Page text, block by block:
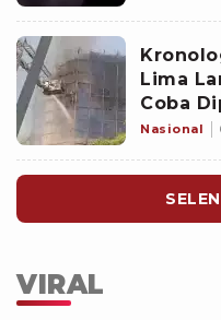
Lima
Coba
Nasional
VIRAL